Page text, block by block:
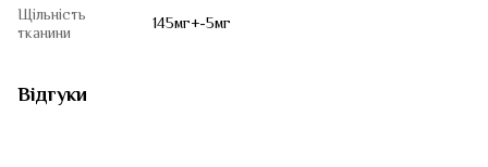
Щільність
тканини 145мг+-5мг
Відгуки